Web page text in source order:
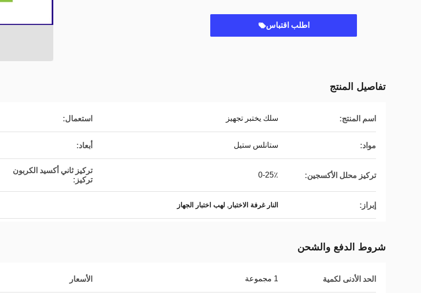
اطلب اقتباس
تفاصيل المنتج
اسم المنتج: سلك يختبر تجهيز استعمال:
مواد: ستانلس ستيل أبعاد:
تركيز محلل الأكسجين: 0-25٪
تركيز ثاني أكسيد الكربون
تركيز:
إبراز: النار غرفة الاختبار , لهب اختبار الجهاز
شروط الدفع والشحن
الحد الأدنى لكمية 1 مجموعة الأسعار